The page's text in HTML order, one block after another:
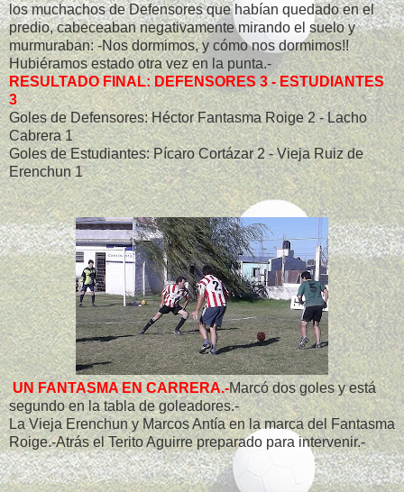
los muchachos de Defensores que habían quedado en el
predio, cabeceaban negativamente mirando el suelo y
murmuraban: -Nos dormimos, y cómo nos dormimos!!
Hubiéramos estado otra vez en la punta.-
RESULTADO FINAL: DEFENSORES 3 - ESTUDIANTES
3
Goles de Defensores: Héctor Fantasma Roige 2 - Lacho
Cabrera 1
Goles de Estudiantes: Pícaro Cortázar 2 - Vieja Ruiz de
Erenchun 1
UN FANTASMA EN CARRERA.-Marcó dos goles y está
segundo en la tabla de goleadores.-
La Vieja Erenchun y Marcos Antía en la marca del Fantasma
Roige.-Atrás el Terito Aguirre preparado para intervenir.-